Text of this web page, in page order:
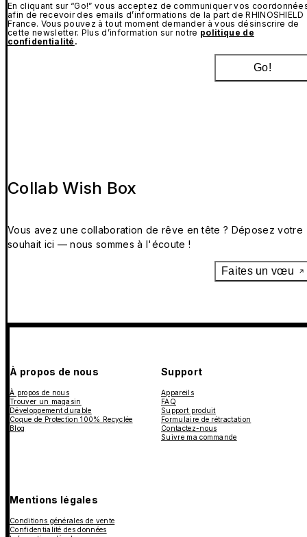
En cliquant sur “Go!” vous acceptez de communiquer vos
afin de recevoir des emails d’informations de la part de RHINOSHIELD
France. Vous pouvez à tout moment demander à vous désinscrire de
cette newsletter. Plus d’information sur notre politique de
confidentialité .
Go!
Collab Wish Box
Vous avez une collaboration de rêve en tête ? Déposez votre
souhait ici — nous sommes à l'écoute !
Faites un vœu
À propos de nous
À propos de nous
Trouver un magasin
Développement durable
Coque de Protection 100% Recyclée
Blog
Support
Appareils
FAQ
Support produit
Formulaire de rétractation
Contactez-nous
Suivre ma commande
Mentions légales
Conditions générales de vente
Confidentialité des données